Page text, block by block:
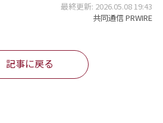
最終更新: 2026.05.08 19:43
共同通信 PRWIRE
記事に戻る